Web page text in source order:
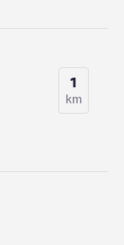
1
km